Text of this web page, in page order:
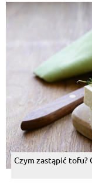
Czym zastąpić tofu?